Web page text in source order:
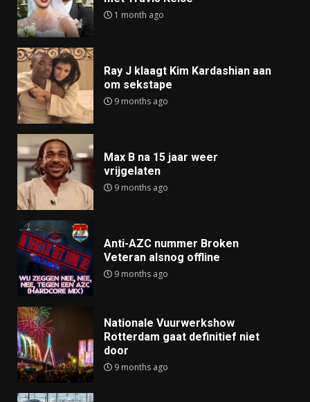
1 month ago
Ray J klaagt Kim Kardashian aan
om sekstape
9 months ago
Max B na 15 jaar weer
vrijgelaten
9 months ago
Anti-AZC nummer Broken
Veteran alsnog offline
9 months ago
Nationale Vuurwerkshow
Rotterdam gaat definitief niet
door
9 months ago